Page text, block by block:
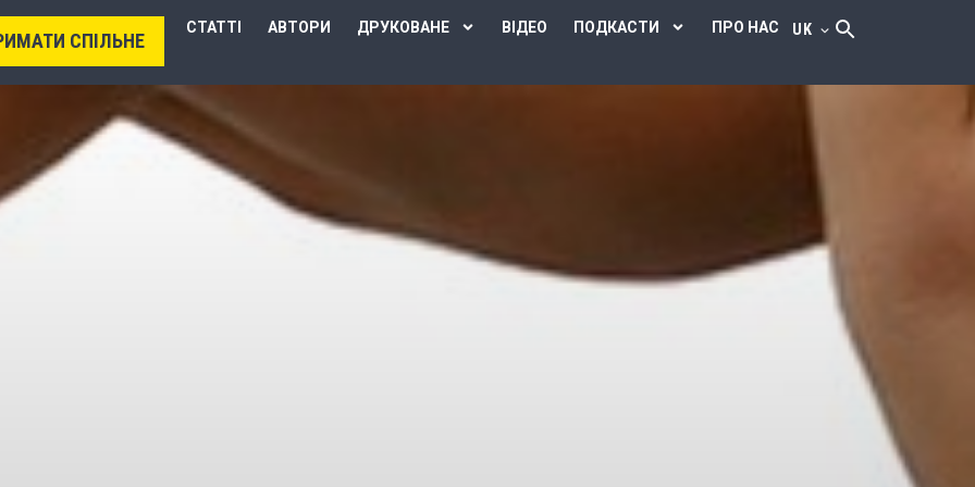
СПІЛЬНЕ
СТАТТІ АВТОРИ ДРУКОВАНЕ ВІДЕО ПОДКАСТИ ПРО НАС UK